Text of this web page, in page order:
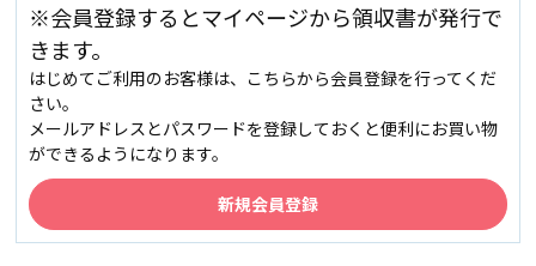
※会員登録するとマイページから領収書が発行で
きます。
はじめてご利用のお客様は、こちらから会員登録を行ってくだ
さい。
メールアドレスとパスワードを登録しておくと便利にお買い物
ができるようになります。